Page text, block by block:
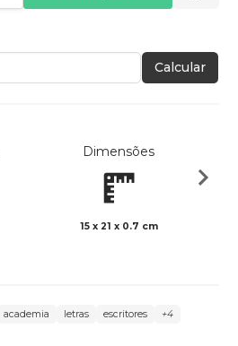
Calcular
Dimensões
15 x 21 x 0.7 cm
academia letras escritores +4